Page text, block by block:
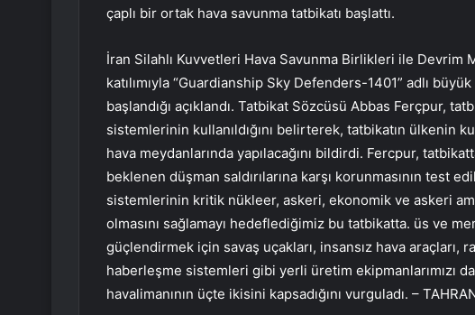
çaplı bir ortak hava savunma tatbikatı başlattı.
İran Silahlı Kuvvetleri Hava Savunma Birlikleri ile Devrim
katılımıyla “Guardianship Sky Defenders-1401” adlı
başlandığı açıklandı. Tatbikat Sözcüsü Abbas Ferçpur,
sistemlerinin kullanıldığını belirterek, tatbikatın ülkenin
hava meydanlarında yapılacağını bildirdi. Fercpur,
beklenen düşman saldırılarına karşı korunmasının test
sistemlerinin kritik nükleer, askeri, ekonomik ve askeri
olmasını sağlamayı hedeflediğimiz bu tatbikatta. üs ve
güçlendirmek için savaş uçakları, insansız hava araçları,
haberleşme sistemleri gibi yerli üretim ekipmanlarımızı
havalimanının üçte ikisini kapsadığını vurguladı. –